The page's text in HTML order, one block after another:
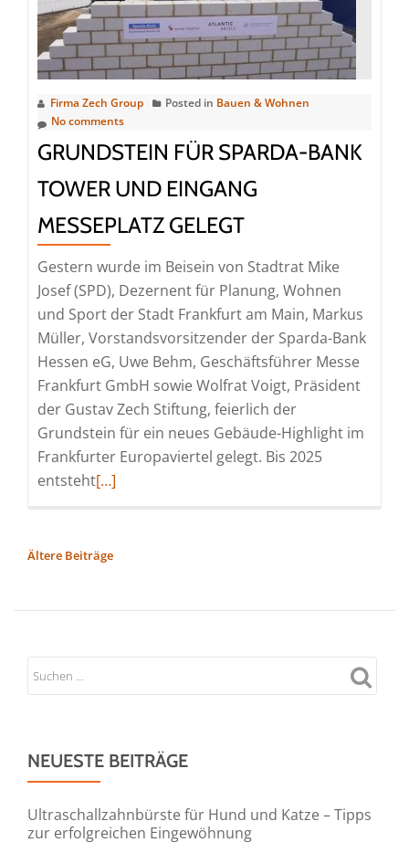
in
Firma Zech Group Posted in Bauen & Wohnen
No comments
GRUNDSTEIN FÜR SPARDA-BANK
TOWER UND EINGANG
MESSEPLATZ GELEGT
Gestern wurde im Beisein von Stadtrat Mike
Josef (SPD), Dezernent für Planung, Wohnen
und Sport der Stadt Frankfurt am Main, Markus
Müller, Vorstandsvorsitzender der Sparda-Bank
Hessen eG, Uwe Behm, Geschäftsführer Messe
Frankfurt GmbH sowie Wolfrat Voigt, Präsident
der Gustav Zech Stiftung, feierlich der
Grundstein für ein neues Gebäude-Highlight im
Frankfurter Europaviertel gelegt. Bis 2025
entstehtRead
Grundstein
Eingang
[…]
BEITRAGSNAVIGATION
Ältere Beiträge
NEUESTE BEITRÄGE
Ultraschallzahnbürste für Hund und Katze – Tipps
zur erfolgreichen Eingewöhnung